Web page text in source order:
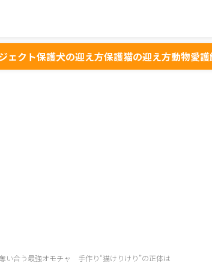
ェクト保護犬の迎え方保護猫の迎え方動物愛護
い合う最強オモチャ 手作り“猫けりけり”の正体は